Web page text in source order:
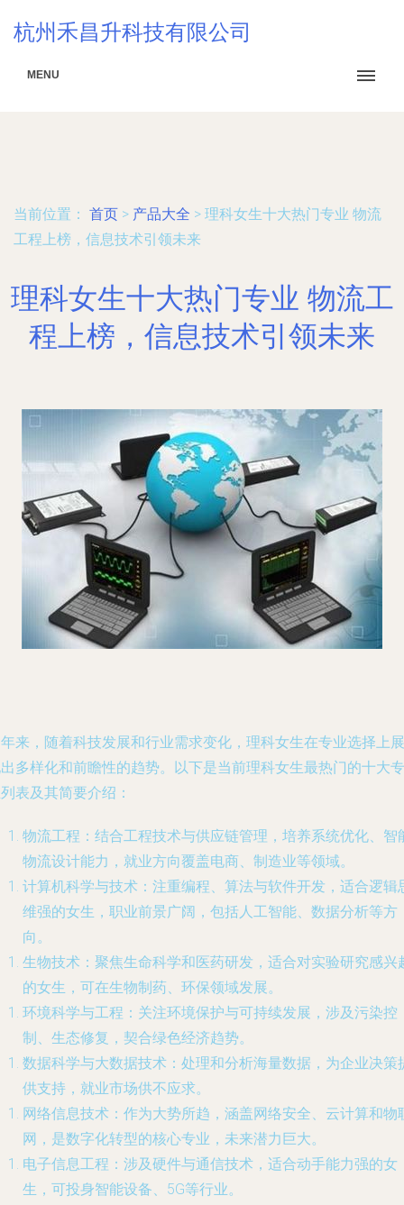
杭州禾昌升科技有限公司
MENU
当前位置： 首页 > 产品大全 > 理科女生十大热门专业 物流
工程上榜，信息技术引领未来
理科女生十大热门专业 物流工
程上榜，信息技术引领未来
来，随着科技发展和行业需求变化，理科女生在专业选择上展
多样化和前瞻性的趋势。以下是当前理科女生最热门的十大专
表及其简要介绍：
物流工程 ：结合工程技术与供应链管理，培养系统优化、智
物流设计能力，就业方向覆盖电商、制造业等领域。
计算机科学与技术 ：注重编程、算法与软件开发，适合逻辑
维强的女生，职业前景广阔，包括人工智能、数据分析等方
向。
生物技术 ：聚焦生命科学和医药研发，适合对实验研究感兴
的女生，可在生物制药、环保领域发展。
环境科学与工程 ：关注环境保护与可持续发展，涉及污染控
制、生态修复，契合绿色经济趋势。
数据科学与大数据技术 ：处理和分析海量数据，为企业决策
供支持，就业市场供不应求。
网络信息技术 ：作为大势所趋，涵盖网络安全、云计算和物
网，是数字化转型的核心专业，未来潜力巨大。
电子信息工程 ：涉及硬件与通信技术，适合动手能力强的女
生，可投身智能设备、5G等行业。